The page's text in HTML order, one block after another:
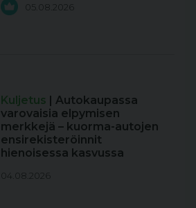
05.08.2026
Kuljetus
| Autokaupassa
varovaisia elpymisen
merkkejä – kuorma-autojen
ensirekisteröinnit
hienoisessa kasvussa
04.08.2026